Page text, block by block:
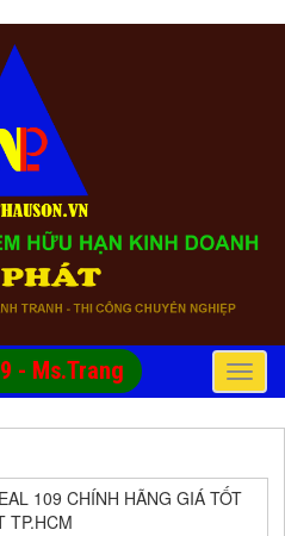
- Ms.Trang
Toggle
109 CHÍNH HÃNG GIÁ TỐT
TP.HCM